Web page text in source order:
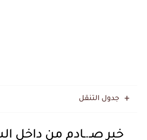
جدول التنقل
خبر صـ.ـادم من داخل